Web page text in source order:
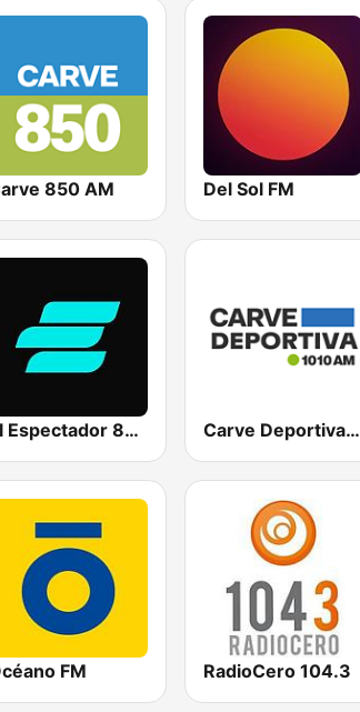
850 AM Del Sol FM
El Espectador 810 AM Carve Deportiva 1010 AM
FM RadioCero 104.3